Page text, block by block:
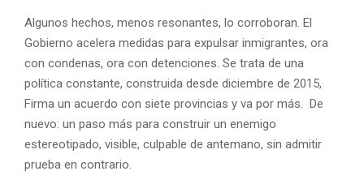
Algunos hechos, menos resonantes, lo corroboran. El
Gobierno acelera medidas para expulsar inmigrantes, ora
con condenas, ora con detenciones. Se trata de una
política constante, construida desde diciembre de 2015,
Firma un acuerdo con siete provincias y va por más. De
nuevo: un paso más para construir un enemigo
estereotipado, visible, culpable de antemano, sin admitir
prueba en contrario.